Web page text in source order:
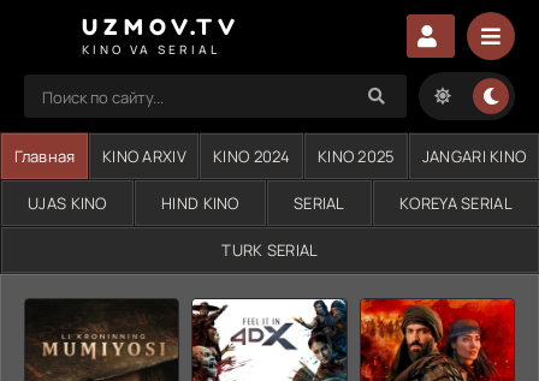
UZMOV.TV
KINO VA SERIAL
Главная KINO ARXIV KINO 2024 KINO 2025 JANGARI KINO
UJAS KINO HIND KINO SERIAL KOREYA SERIAL
TURK SERIAL